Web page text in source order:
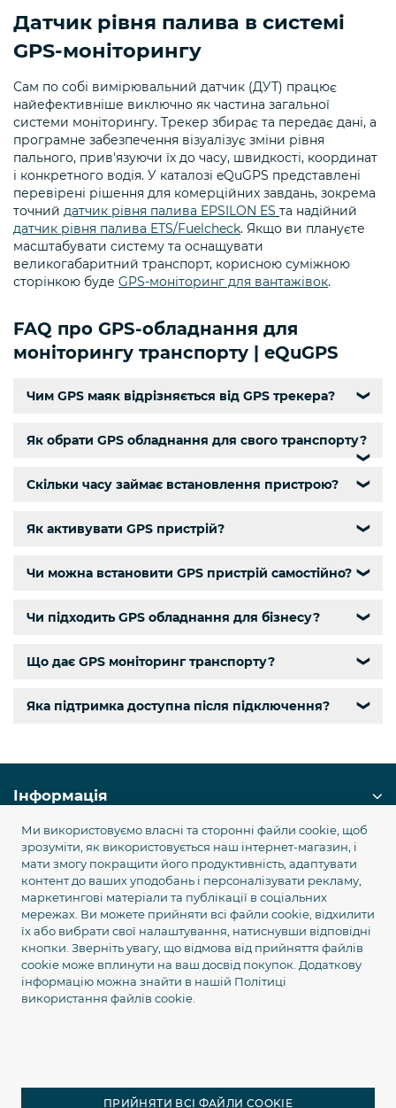
Датчик рівня палива в системі
GPS-моніторингу
Сам по собі вимірювальний датчик (ДУТ) працює
найефективніше виключно як частина загальної
системи моніторингу. Трекер збирає та передає дані, а
програмне забезпечення візуалізує зміни рівня
пального, прив'язуючи їх до часу, швидкості, координат
і конкретного водія. У каталозі eQuGPS представлені
перевірені рішення для комерційних завдань, зокрема
точний датчик рівня палива EPSILON ES та надійний
датчик рівня палива ETS/Fuelcheck. Якщо ви плануєте
масштабувати систему та оснащувати
великогабаритний транспорт, корисною суміжною
сторінкою буде GPS-моніторинг для вантажівок.
FAQ про GPS-обладнання для
моніторингу транспорту | eQuGPS
Чим GPS маяк відрізняється від GPS трекера? ❯
Як обрати GPS обладнання для свого транспорту?
❯
Скільки часу займає встановлення пристрою? ❯
Як активувати GPS пристрій? ❯
Чи можна встановити GPS пристрій самостійно? ❯
Чи підходить GPS обладнання для бізнесу? ❯
Що дає GPS моніторинг транспорту? ❯
Яка підтримка доступна після підключення? ❯
Інформація
Служба підтримки
Популярні категорії
Наші контакти
+380 99 745 75 45
sale@equgps.ua
Ми використовуємо власні та сторонні файли cookie, щоб
зрозуміти, як використовується наш інтернет-магазин, і
мати змогу покращити його продуктивність, адаптувати
контент до ваших уподобань і персоналізувати рекламу,
маркетингові матеріали та публікації в соціальних
мережах. Ви можете прийняти всі файли cookie, відхилити
їх або вибрати свої налаштування, натиснувши відповідні
кнопки. Зверніть увагу, що відмова від прийняття файлів
cookie може вплинути на ваш досвід покупок. Додаткову
інформацію можна знайти в нашій Політиці
використання файлів cookie.
ПРИЙНЯТИ ВСІ ФАЙЛИ COOKIE